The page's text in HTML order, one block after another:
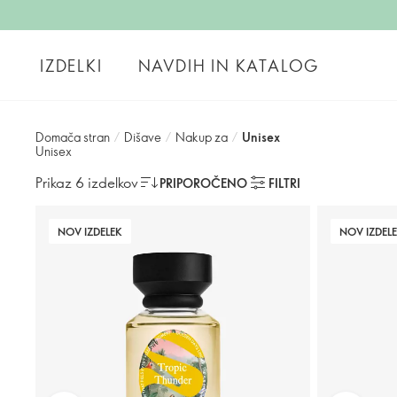
IZDELKI NAVDIH IN KATALOG
Domača stran / Dišave / Nakup za / Unisex
Unisex
Prikaz 6 izdelkov PRIPOROČENO FILTRI
NOV IZDELEK NOV